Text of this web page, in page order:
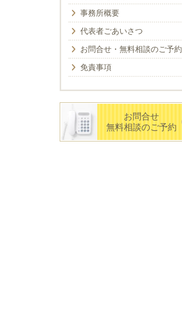
事務所概要
代表者ごあいさつ
お問合せ・無料相談のご予約
免責事項
お問合せ
無料相談のご予約